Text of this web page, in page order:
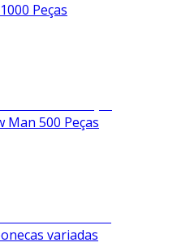
Peças
Man 500 Peças
variadas